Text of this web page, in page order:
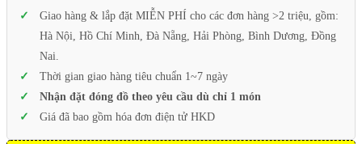
Giao hàng & lắp đặt MIỄN PHÍ cho các đơn hàng >2 triệu, gồm:
Hà Nội, Hồ Chí Minh, Đà Nẵng, Hải Phòng, Bình Dương, Đồng
Nai.
Thời gian giao hàng tiêu chuẩn 1~7 ngày
Nhận đặt đóng đồ theo yêu cầu dù chỉ 1 món
Giá đã bao gồm hóa đơn điện tử HKD